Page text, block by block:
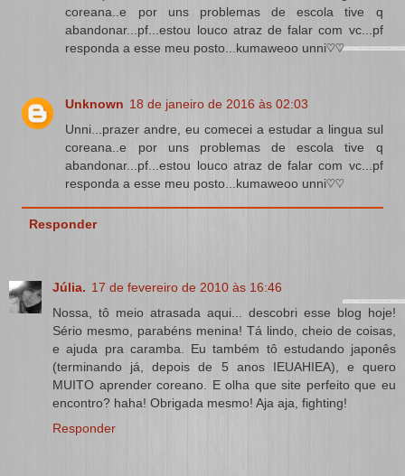
coreana..e por uns problemas de escola tive q
abandonar...pf...estou louco atraz de falar com vc...pf
responda a esse meu posto...kumaweoo unni♡♡
Unknown 18 de janeiro de 2016 às 02:03
Unni...prazer andre, eu comecei a estudar a lingua sul
coreana..e por uns problemas de escola tive q
abandonar...pf...estou louco atraz de falar com vc...pf
responda a esse meu posto...kumaweoo unni♡♡
Responder
Júlia. 17 de fevereiro de 2010 às 16:46
Nossa, tô meio atrasada aqui... descobri esse blog hoje!
Sério mesmo, parabéns menina! Tá lindo, cheio de coisas,
e ajuda pra caramba. Eu também tô estudando japonês
(terminando já, depois de 5 anos IEUAHIEA), e quero
MUITO aprender coreano. E olha que site perfeito que eu
encontro? haha! Obrigada mesmo! Aja aja, fighting!
Responder